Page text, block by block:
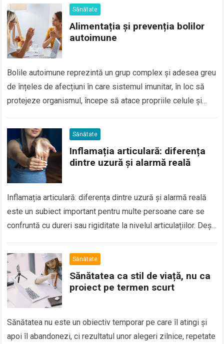
Sănătate
Alimentația și prevenția bolilor
autoimune
Bolile autoimune reprezintă un grup complex și adesea greu
de înțeles de afecțiuni în care sistemul imunitar, în loc să
protejeze organismul, începe să atace propriile celule și
Sănătate
Inflamația articulară: diferența
dintre uzură și alarmă reală
Inflamația articulară: diferența dintre uzură și alarmă reală
este un subiect important pentru multe persoane care se
confruntă cu dureri sau rigiditate la nivelul articulațiilor. Deși
Sănătate
Sănătatea ca stil de viață, nu ca
proiect pe termen scurt
Sănătatea nu este un obiectiv temporar pe care îl atingi și
apoi îl abandonezi, ci rezultatul unor alegeri zilnice, repetate